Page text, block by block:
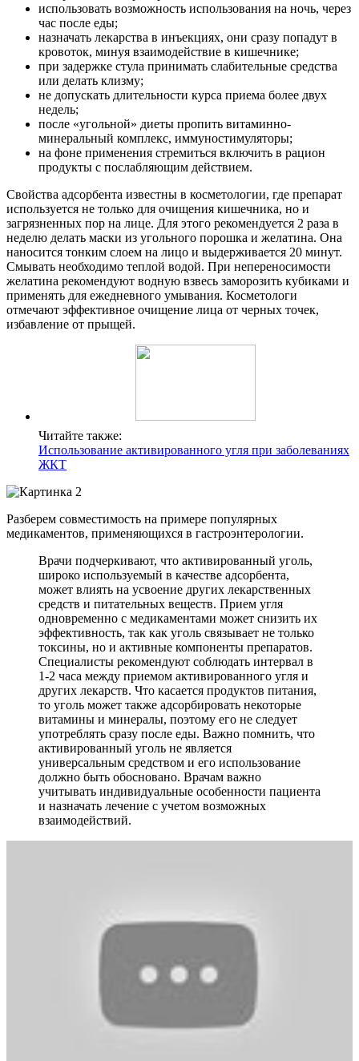
использовать возможность использования на ночь, через
час после еды;
назначать лекарства в инъекциях, они сразу попадут в
кровоток, минуя взаимодействие в кишечнике;
при задержке стула принимать слабительные средства
или делать клизму;
не допускать длительности курса приема более двух
недель;
после «угольной» диеты пропить витаминно-
минеральный комплекс, иммуностимуляторы;
на фоне применения стремиться включить в рацион
продукты с послабляющим действием.
Свойства адсорбента известны в косметологии, где препарат
используется не только для очищения кишечника, но и
загрязненных пор на лице. Для этого рекомендуется 2 раза в
неделю делать маски из угольного порошка и желатина. Она
наносится тонким слоем на лицо и выдерживается 20 минут.
Смывать необходимо теплой водой. При непереносимости
желатина рекомендуют водную взвесь заморозить кубиками и
применять для ежедневного умывания. Косметологи
отмечают эффективное очищение лица от черных точек,
избавление от прыщей.
Читайте также:
Использование активированного угля при заболеваниях
ЖКТ
Разберем совместимость на примере популярных
медикаментов, применяющихся в гастроэнтерологии.
Врачи подчеркивают, что активированный уголь,
широко используемый в качестве адсорбента,
может влиять на усвоение других лекарственных
средств и питательных веществ. Прием угля
одновременно с медикаментами может снизить их
эффективность, так как уголь связывает не только
токсины, но и активные компоненты препаратов.
Специалисты рекомендуют соблюдать интервал в
1-2 часа между приемом активированного угля и
других лекарств. Что касается продуктов питания,
то уголь может также адсорбировать некоторые
витамины и минералы, поэтому его не следует
употреблять сразу после еды. Важно помнить, что
активированный уголь не является
универсальным средством и его использование
должно быть обосновано. Врачам важно
учитывать индивидуальные особенности пациента
и назначать лечение с учетом возможных
взаимодействий.